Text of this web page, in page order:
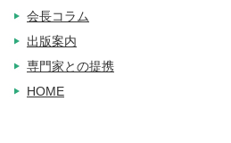
会長コラム
出版案内
専門家との提携
HOME